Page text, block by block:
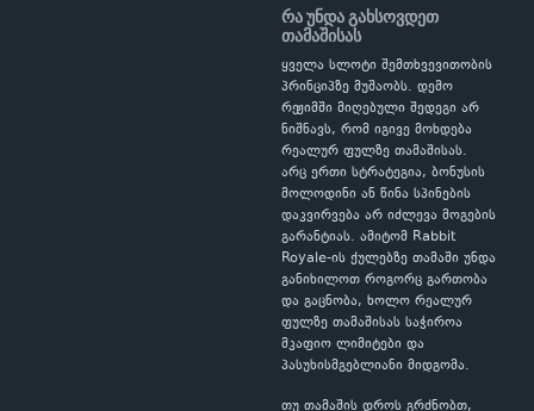
რა უნდა გახსოვდეთ
თამაშისას
ყველა სლოტი შემთხვევითობის
პრინციპზე მუშაობს. დემო
რეჟიმში მიღებული შედეგი არ
ნიშნავს, რომ იგივე მოხდება
რეალურ ფულზე თამაშისას.
არც ერთი სტრატეგია, ბონუსის
მოლოდინი ან წინა სპინების
დაკვირვება არ იძლევა მოგების
გარანტიას. ამიტომ Rabbit
Royale-ის ქულებზე თამაში უნდა
განიხილოთ როგორც გართობა
და გაცნობა, ხოლო რეალურ
ფულზე თამაშისას საჭიროა
მკაფიო ლიმიტები და
პასუხისმგებლიანი მიდგომა.
თუ თამაშის დროს გრძნობთ,